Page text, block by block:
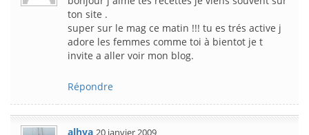
ton site .
super sur le mag ce matin !!! tu es trés active j
adore les femmes comme toi à bientot je t
invite a aller voir mon blog.
Répondre
alhya